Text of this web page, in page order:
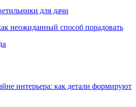
для дачи
неожиданный способ порадовать
интерьера: как детали формируют